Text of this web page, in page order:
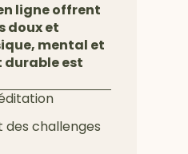
ligne offrent
doux et
mental et
durable est
des challenges